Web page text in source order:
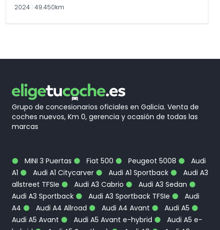
2024 49.450km
Grupo de concesionarios oficiales en Galicia. Venta de
coches nuevos, Km 0, gerencia y ocasión de todas las
marcas
MINI 3 Puertas Fiat 500 Peugeot 5008
Audi
A1
Audi A1 Citycarver Audi A1 Sportback
Audi A3
allstreet TFSIe
Audi A3 Cabrio
Audi A3 Sedan
Audi A3 Sportback
Audi A3 Sportback TFSIe
Audi
A4
Audi A4 Allroad Audi A4 Avant
Audi A5
Audi A5 Avant
Audi A5 Avant e-hybrid
Audi A5 e-